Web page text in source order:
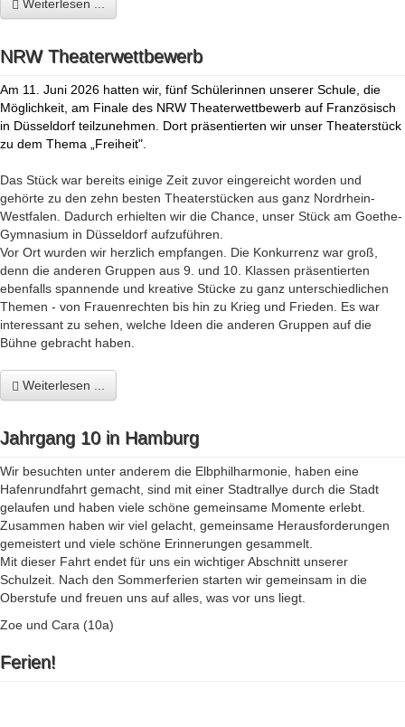
Weiterlesen ...
NRW Theaterwettbewerb
Am 11. Juni 2026 hatten wir, fünf Schülerinnen unserer Schule, die
Möglichkeit, am Finale des NRW Theaterwettbewerb auf Französisch
in Düsseldorf teilzunehmen. Dort präsentierten wir unser Theaterstück
zu dem Thema „Freiheit".
Das Stück war bereits einige Zeit zuvor eingereicht worden und
gehörte zu den zehn besten Theaterstücken aus ganz Nordrhein-
Westfalen. Dadurch erhielten wir die Chance, unser Stück am Goethe-
Gymnasium in Düsseldorf aufzuführen.
Vor Ort wurden wir herzlich empfangen. Die Konkurrenz war groß,
denn die anderen Gruppen aus 9. und 10. Klassen präsentierten
ebenfalls spannende und kreative Stücke zu ganz unterschiedlichen
Themen - von Frauenrechten bis hin zu Krieg und Frieden. Es war
interessant zu sehen, welche Ideen die anderen Gruppen auf die
Bühne gebracht haben.
Weiterlesen ...
Jahrgang 10 in Hamburg
Wir besuchten unter anderem die Elbphilharmonie, haben eine
Hafenrundfahrt gemacht, sind mit einer Stadtrallye durch die Stadt
gelaufen und haben viele schöne gemeinsame Momente erlebt.
Zusammen haben wir viel gelacht, gemeinsame Herausforderungen
gemeistert und viele schöne Erinnerungen gesammelt.
Mit dieser Fahrt endet für uns ein wichtiger Abschnitt unserer
Schulzeit. Nach den Sommerferien starten wir gemeinsam in die
Oberstufe und freuen uns auf alles, was vor uns liegt.
Zoe und Cara (10a)
Ferien!